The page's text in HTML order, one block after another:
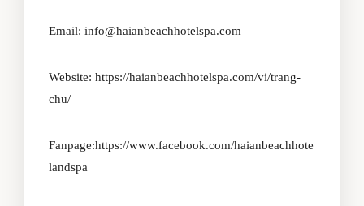
Email: info@haianbeachhotelspa.com
Website: https://haianbeachhotelspa.com/vi/trang-
chu/
Fanpage:https://www.facebook.com/haianbeachhote
landspa